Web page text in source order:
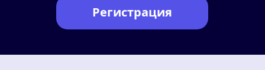
Регистрация